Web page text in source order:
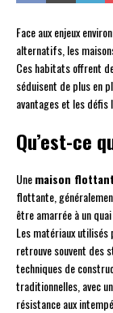
Face aux enjeux
alternatifs, les
Ces habitats offrent
séduisent de plus en
avantages et les défis
Qu’est-ce
Unemaison
flottante,
être amarrée à un
Les matériaux
retrouve souvent des
techniques de
traditionnelles, avec
résistance aux